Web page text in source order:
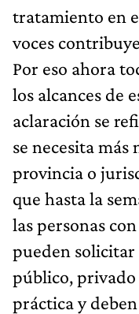
tratamiento en
voces
Por eso ahora
los alcances de
aclaración se
se necesita
provincia o
que hasta la
las personas
pueden solicitar
público, privado
práctica y